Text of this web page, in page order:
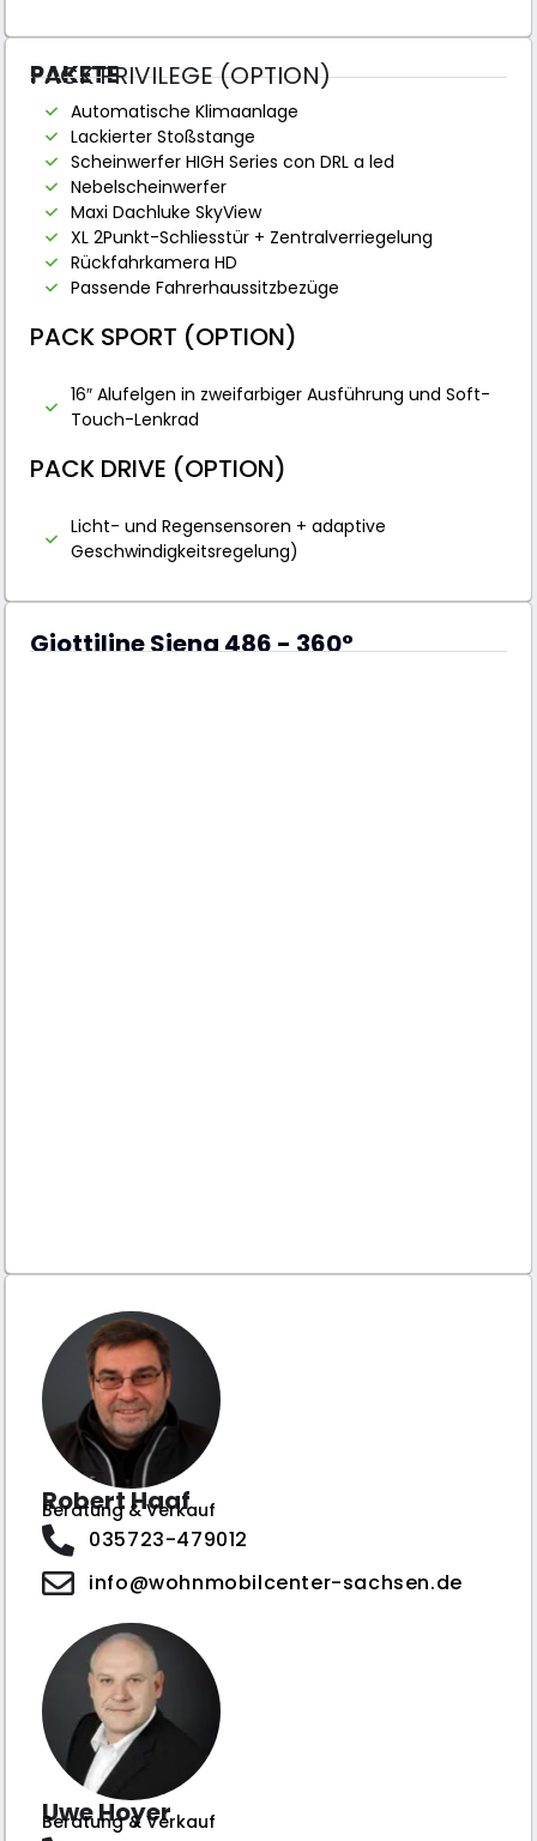
PAKETE
PACK PRIVILEGE (OPTION)
Automatische Klimaanlage
Lackierter Stoßstange
Scheinwerfer HIGH Series con DRL a led
Nebelscheinwerfer
Maxi Dachluke SkyView
XL 2Punkt-Schliesstür + Zentralverriegelung
Rückfahrkamera HD
Passende Fahrerhaussitzbezüge
PACK SPORT (OPTION)
16″ Alufelgen in zweifarbiger Ausführung und Soft-
Touch-Lenkrad
PACK DRIVE (OPTION)
Licht- und Regensensoren + adaptive
Geschwindigkeitsregelung)
Giottiline Siena 486 - 360°
Robert Haaf
Beratung & Verkauf
035723-479012
info@wohnmobilcenter-sachsen.de
Uwe Hoyer
Beratung & Verkauf